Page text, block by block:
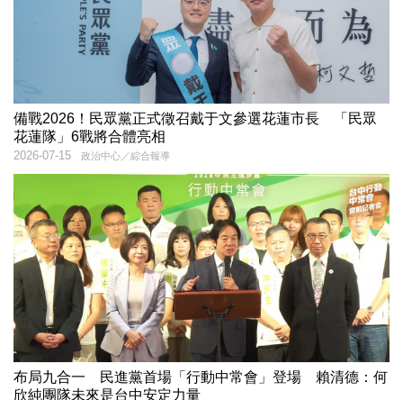
備戰2026！民眾黨正式徵召戴于文參選花蓮市長 「民眾
花蓮隊」6戰將合體亮相
政治中心／綜合報導
2026-07-15
布局九合一 民進黨首場「行動中常會」登場 賴清德：何
欣純團隊未來是台中安定力量